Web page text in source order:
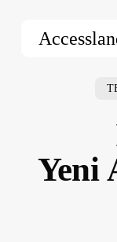
Yeni